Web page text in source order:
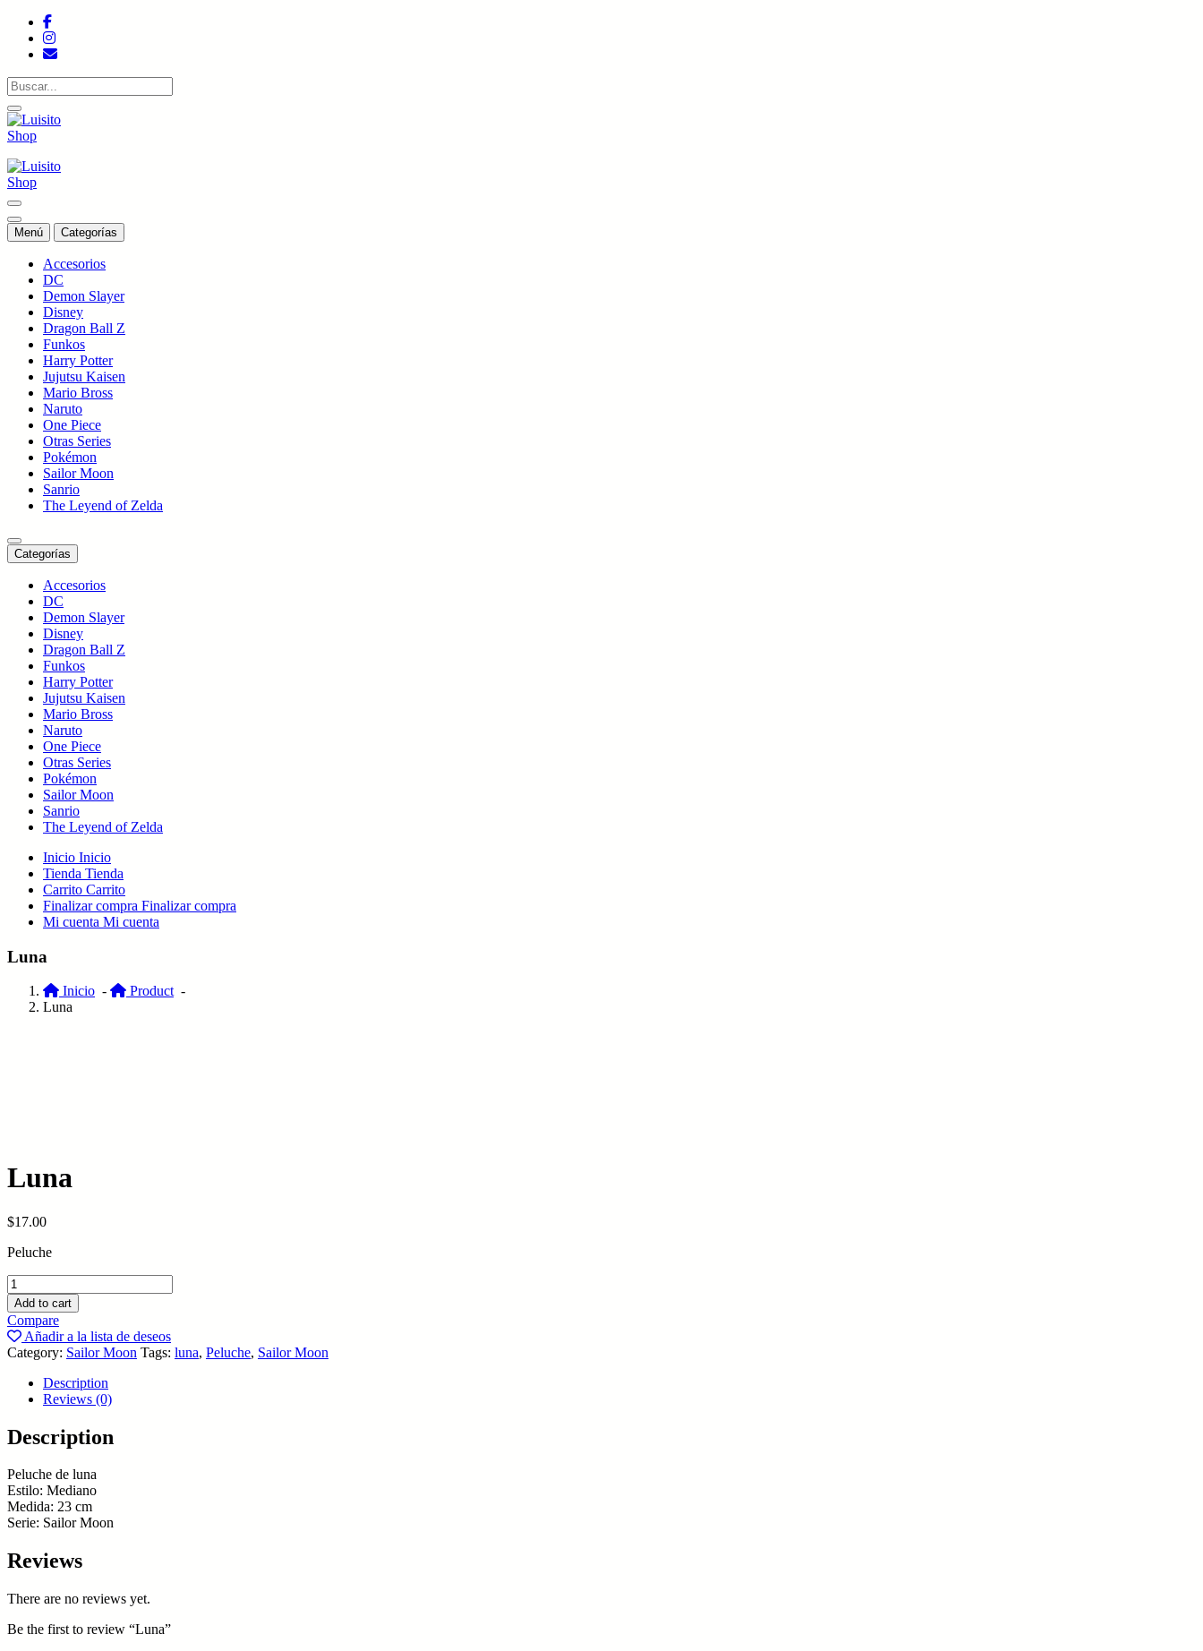
Saltar
contenido
Tienda de colecciones
Menú Categorías
Accesorios
DC
Demon Slayer
Disney
Dragon Ball Z
Funkos
Harry Potter
Jujutsu Kaisen
Mario Bross
Naruto
One Piece
Otras Series
Pokémon
Sailor Moon
Sanrio
The Leyend of Zelda
Categorías
Accesorios
DC
Demon Slayer
Disney
Dragon Ball Z
Funkos
Harry Potter
Jujutsu Kaisen
Mario Bross
Naruto
One Piece
Otras Series
Pokémon
Sailor Moon
Sanrio
The Leyend of Zelda
Inicio Inicio
Tienda Tienda
Carrito Carrito
Finalizar compra Finalizar compra
Mi cuenta Mi cuenta
Luna
Inicio - Product-
Luna
Luna
$17.00
Peluche
Luna
quantity
Add to cart
Compare
Añadir a la lista de deseos
Category: Sailor Moon Tags: luna, Peluche, Sailor Moon
Description
Reviews (0)
Description
Peluche de luna
Estilo: Mediano
Medida: 23 cm
Serie: Sailor Moon
Reviews
There are no reviews yet.
Be the first to review “Luna”